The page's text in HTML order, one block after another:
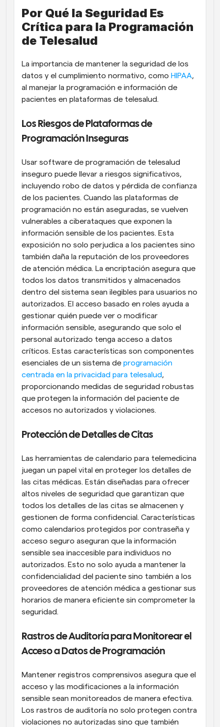
Por Qué la Seguridad Es
Crítica para la Programación
de Telesalud
La importancia de mantener la seguridad de los
datos y el cumplimiento normativo, como HIPAA,
al manejar la programación e información de
pacientes en plataformas de telesalud.
Los Riesgos de Plataformas de
Programación Inseguras
Usar software de programación de telesalud
inseguro puede llevar a riesgos significativos,
incluyendo robo de datos y pérdida de confianza
de los pacientes. Cuando las plataformas de
programación no están aseguradas, se vuelven
vulnerables a ciberataques que exponen la
información sensible de los pacientes. Esta
exposición no solo perjudica a los pacientes sino
también daña la reputación de los proveedores
de atención médica. La encriptación asegura que
todos los datos transmitidos y almacenados
dentro del sistema sean ilegibles para usuarios no
autorizados. El acceso basado en roles ayuda a
gestionar quién puede ver o modificar
información sensible, asegurando que solo el
personal autorizado tenga acceso a datos
críticos. Estas características son componentes
esenciales de un sistema de programación
centrada en la privacidad para telesalud,
proporcionando medidas de seguridad robustas
que protegen la información del paciente de
accesos no autorizados y violaciones.
Protección de Detalles de Citas
Las herramientas de calendario para telemedicina
juegan un papel vital en proteger los detalles de
las citas médicas. Están diseñadas para ofrecer
altos niveles de seguridad que garantizan que
todos los detalles de las citas se almacenen y
gestionen de forma confidencial. Características
como calendarios protegidos por contraseña y
acceso seguro aseguran que la información
sensible sea inaccesible para individuos no
autorizados. Esto no solo ayuda a mantener la
confidencialidad del paciente sino también a los
proveedores de atención médica a gestionar sus
horarios de manera eficiente sin comprometer la
seguridad.
Rastros de Auditoría para Monitorear el
Acceso a Datos de Programación
Mantener registros comprensivos asegura que el
acceso y las modificaciones a la información
sensible sean monitoreados de manera efectiva.
Los rastros de auditoría no solo protegen contra
violaciones no autorizadas sino que también